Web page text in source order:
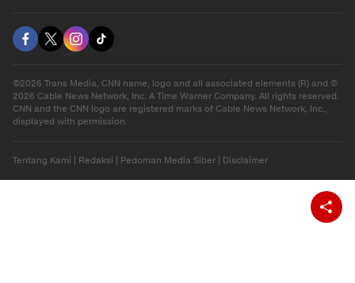
©2026 Trans Media, CNN name, logo and all associated elements (R) and ©
2026 Cable News Network, Inc. A Time Warner Company. All rights reserved.
CNN and the CNN logo are registered marks of Cable News Network, Inc.,
displayed with permission.
Tentang Kami Redaksi Pedoman Media Siber Disclaimer